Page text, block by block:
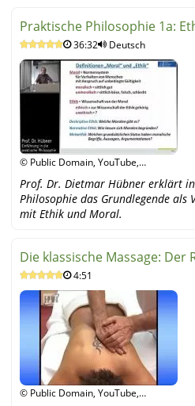
Praktische Philosophie 1a:
36:32 Deutsch
© Public Domain, YouTube,
Prof. Dr. Dietmar Hübner erklärt
Philosophie das Grundlegende als
mit Ethik und Moral.
Die klassische Massage: Der
4:51
© Public Domain, YouTube,